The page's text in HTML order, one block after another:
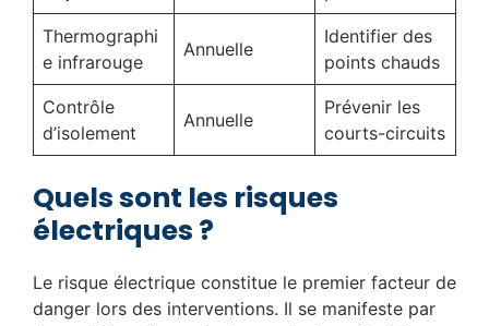
Thermographi
e infrarouge
Annuelle
Identifier des
points chauds
Contrôle
d’isolement
Annuelle
Prévenir les
courts-circuits
Quels sont les risques
électriques ?
Le risque électrique constitue le premier facteur de
danger lors des interventions. Il se manifeste par